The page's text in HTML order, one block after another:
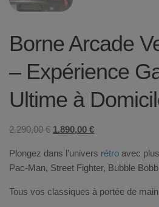
Borne Arcade
– Expérience
Ultime à
2.290,00€ Le
initial
était :
2.290,00 €.
1.890,00 €Le
actuel
est :
1.890,00 €.
Plongez dans l’univers rétro avec
Pac-Man, Street Fighter, Bubble
Tous vos classiques à portée de